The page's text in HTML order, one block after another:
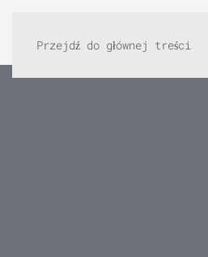
Przejdź do głównej treści